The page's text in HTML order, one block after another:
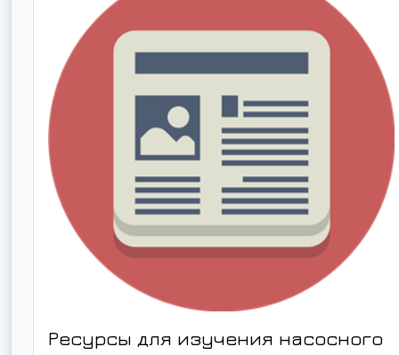
Ресурсы для изучения насосного